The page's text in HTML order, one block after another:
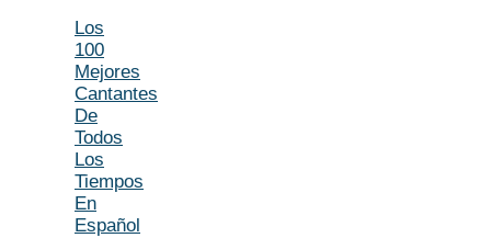
Los
100
Mejores
Cantantes
De
Todos
Los
Tiempos
En
Español